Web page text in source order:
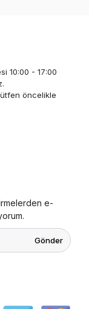
10:00 - 17:00
öncelikle
e-
Gönder